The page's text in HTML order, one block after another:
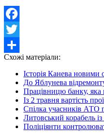
Facebook
Twitter
Share
Схожі матеріали:
Історія Канева новими
До Яблунева
Працівницю банку, яка
Із 2 травня вартість
Спілка учасників АТО
Литовський корабель
Поліціянти